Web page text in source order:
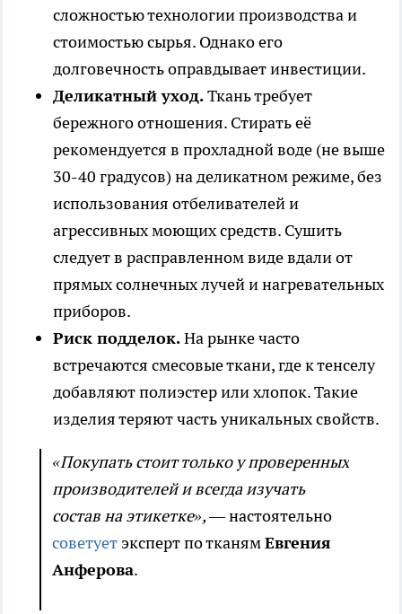
сложностью технологии производства и
стоимостью сырья. Однако его
долговечность оправдывает инвестиции.
Деликатный уход.Ткань требует
бережного отношения. Стирать её
рекомендуется в прохладной воде (не выше
30-40 градусов) на деликатном режиме, без
использования отбеливателей и
агрессивных моющих средств. Сушить
следует в расправленном виде вдали от
прямых солнечных лучей и нагревательных
приборов.
Риск подделок.На рынке часто
встречаются смесовые ткани, где к тенселу
добавляют полиэстер или хлопок. Такие
изделия теряют часть уникальных свойств.
«Покупать стоит только у проверенных
производителей и всегда изучать
состав на этикетке»,— настоятельно
советует эксперт по тканямЕвгения
Анферова.